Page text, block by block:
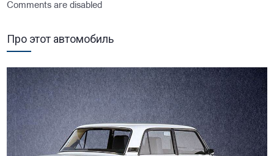
Comments are disabled
Про этот автомобиль